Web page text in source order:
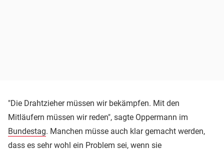
"Die Drahtzieher müssen wir bekämpfen. Mit den
Mitläufern müssen wir reden", sagte Oppermann im
Bundestag. Manchen müsse auch klar gemacht werden,
dass es sehr wohl ein Problem sei, wenn sie